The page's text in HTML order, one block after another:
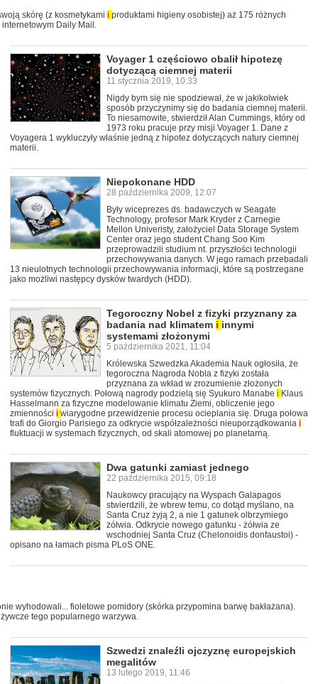
skórę (z kosmetykami i produktami higieny osobistej) aż 175 różnych
Daily Mail.
Voyager 1 częściowo obalił hipotezę
dotyczącą ciemnej materii
11 stycznia 2019, 10:33
Nigdy bym się nie spodziewał, że w jakikolwiek
sposób przyczynimy się do badania ciemnej materii.
To niesamowite, stwierdził Alan Cummings, który od
1973 roku pracuje przy misji Voyager 1. Dane z
Voyagera 1 wykluczyły właśnie jedną z hipotez dotyczących natury ciemnej
materii.
Niepokonane HDD
28 października 2009, 12:07
Były wiceprezes ds. badawczych w Seagate
Technology, profesor Mark Kryder z Carnegie
Mellon Univeristy, założyciel Data Storage System
Center oraz jego student Chang Soo Kim
przeprowadzili studium nt. przyszłości technologii
przechowywania danych. W jego ramach przebadali
13 nieulotnych technologii przechowywania informacji, które są postrzegane
jako możliwi następcy dysków twardych (HDD).
Tegoroczny Nobel z fizyki przyznany za
badania nad klimatem i innymi
systemami złożonymi
5 października 2021, 11:04
Królewska Szwedzka Akademia Nauk ogłosiła, że
tegoroczna Nagroda Nobla z fizyki została
przyznana za wkład w zrozumienie złożonych
systemów fizycznych. Połową nagrody podzielą się Syukuro Manabe i Klaus
Hasselmann za fizyczne modelowanie klimatu Ziemi, obliczenie jego
zmienności i wiarygodne przewidzenie procesu ocieplania się. Druga połowa
trafi do Giorgio Parisiego za odkrycie współzależności nieuporządkowania i
fluktuacji w systemach fizycznych, od skali atomowej po planetarną.
Dwa gatunki zamiast jednego
22 października 2015, 09:18
Naukowcy pracujący na Wyspach Galapagos
stwierdzili, że wbrew temu, co dotąd myślano, na
Santa Cruz żyją 2, a nie 1 gatunek olbrzymiego
żółwia. Odkrycie nowego gatunku - żółwia ze
wschodniej Santa Cruz (Chelonoidis donfaustoi) -
opisano na łamach pisma PLoS ONE.
wyhodowali... fioletowe pomidory (skórka przypomina barwę bakłażana).
tego popularnego warzywa.
Szwedzi znaleźli ojczyznę europejskich
megalitów
13 lutego 2019, 11:46